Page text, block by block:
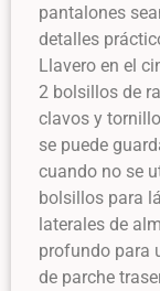
pantalones
detalles
Llavero en el
2 bolsillos de
clavos y
se puede
cuando no se
bolsillos para
laterales de
profundo para
de parche